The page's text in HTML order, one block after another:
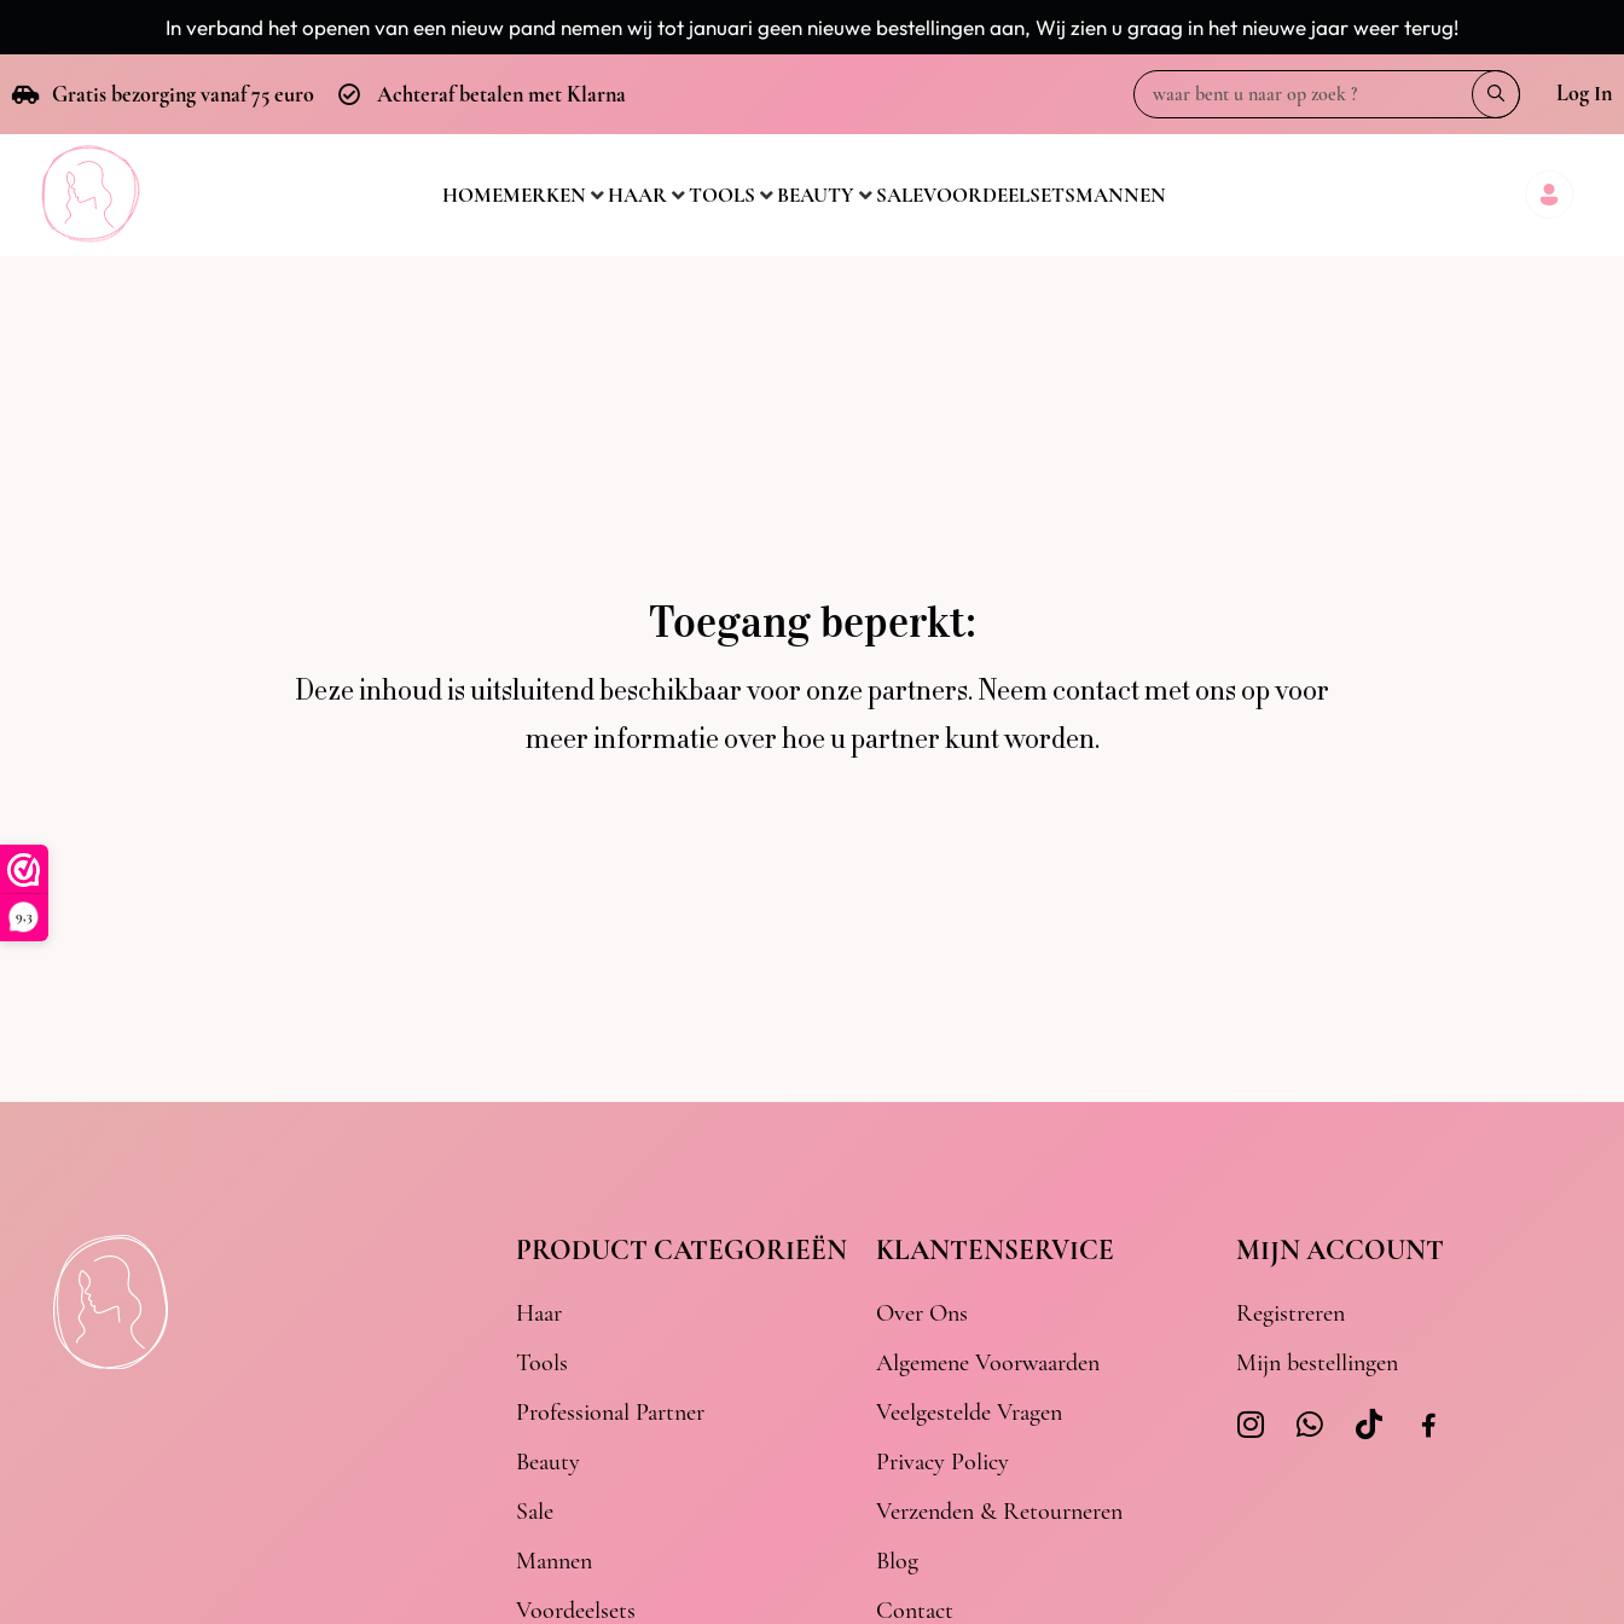
9,3
In verband het openen van een nieuw pand nemen wij tot januari geen nieuwe bestellingen aan, Wij zien u graag in het nieuwe jaar weer terug!
Gratis bezorging vanaf 75 euro Achteraf betalen met Klarna Log In
HOMEMERKEN HAAR TOOLS BEAUTY SALEVOORDEELSETSMANNEN
Toegang beperkt:
Deze inhoud is uitsluitend beschikbaar voor onze partners. Neem contact met ons op voor
meer informatie over hoe u partner kunt worden.
PRODUCT CATEGORIEËN
Haar
Tools
Professional Partner
Beauty
Sale
Mannen
Voordeelsets
KLANTENSERVICE
Over Ons
Algemene Voorwaarden
Veelgestelde Vragen
Privacy Policy
Verzenden & Retourneren
Blog
Contact
MIJN ACCOUNT
Registreren
Mijn bestellingen